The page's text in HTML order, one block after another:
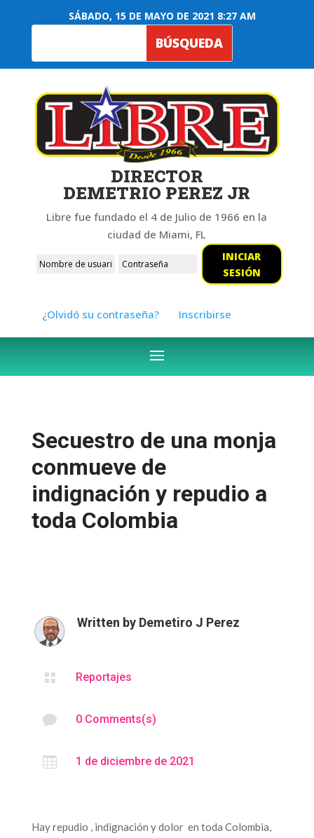
SÁBADO, 15 DE MAYO DE 2021 8:27 AM
DIRECTOR
DEMETRIO PEREZ JR
Libre fue fundado el 4 de Julio de 1966 en la
ciudad de Miami, FL
INICIAR
SESIÓN
¿Olvidó su contraseña? Inscribirse
Secuestro de una monja
conmueve de
indignación y repudio a
toda Colombia
Written by Demetiro J Perez
 Reportajes
 0 Comments(s)
 1 de diciembre de 2021
Hay repudio , indignación y dolor en toda Colombia,